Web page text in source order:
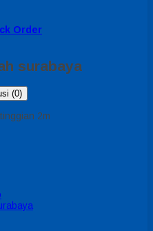
Order
surabaya
(0)
2m